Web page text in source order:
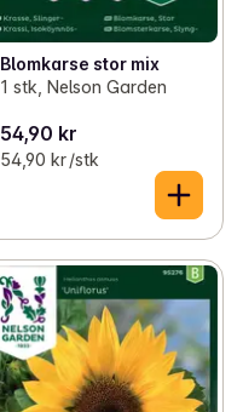
Blomkarse stor mix
1 stk, Nelson Garden
54,90 kr
54,90 kr /stk